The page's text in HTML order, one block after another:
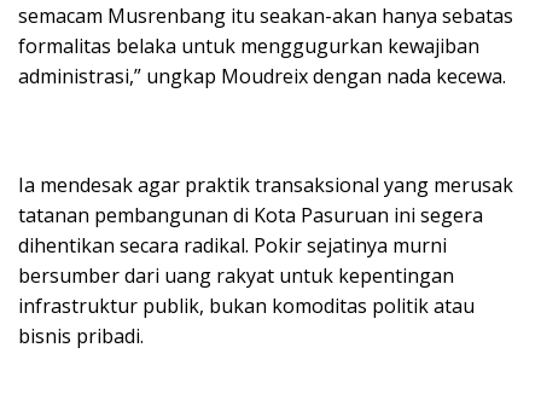
semacam Musrenbang itu seakan-akan hanya sebatas
formalitas belaka untuk menggugurkan kewajiban
administrasi,” ungkap Moudreix dengan nada kecewa.
Ia mendesak agar praktik transaksional yang merusak
tatanan pembangunan di Kota Pasuruan ini segera
dihentikan secara radikal. Pokir sejatinya murni
bersumber dari uang rakyat untuk kepentingan
infrastruktur publik, bukan komoditas politik atau
bisnis pribadi.